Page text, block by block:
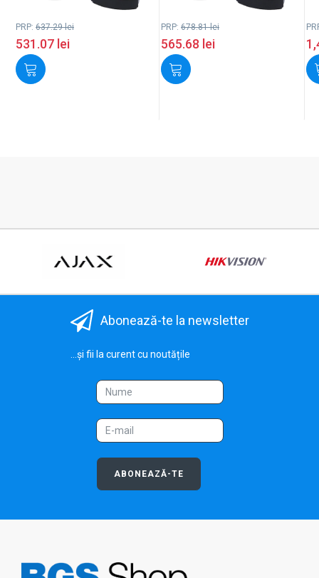
PRP: 637.29lei
531.07 lei
PRP: 678.81lei
565.68 lei
Abonează-te la newsletter
...și fii la curent cu noutățile
ABONEAZĂ-TE